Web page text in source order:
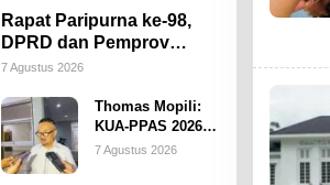
Rapat Paripurna ke-98,
DPRD dan Pemprov
Gorontalo Teken Nota
2026
7 Agustus 2026
Thomas Mopili:
KUA-PPAS 2026
Jadi Fondasi
7 Agustus 2026